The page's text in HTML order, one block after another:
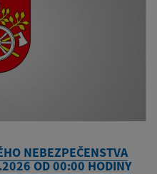
NEBEZPEČENSTVA
OD 00:00 HODINY